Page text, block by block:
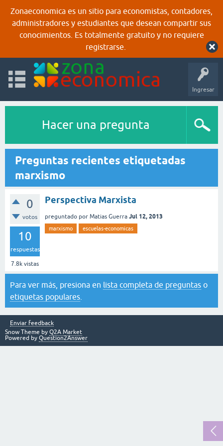
Zonaeconomica es un sitio para economistas, contadores,
administradores y estudiantes que desean compartir sus
conocimientos. Es totalmente gratuito y no requiere
registrarse.
Ingresar
Hacer una pregunta
Preguntas recientes etiquetadas
marxismo
0
votos
10
respuestas
7.8k vistas
Perspectiva Marxista
preguntado por Matias Guerra Jul 12, 2013
marxismo escuelas-economicas
Para ver más, presiona en lista completa de preguntas o
etiquetas populares
Enviar feedback
Snow Theme by Q2A Market
Powered by Question2Answer